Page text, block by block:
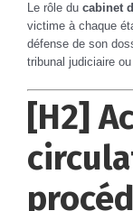
Le rôle du cabinet
victime à chaque
défense de son
tribunal judiciaire
[H2]